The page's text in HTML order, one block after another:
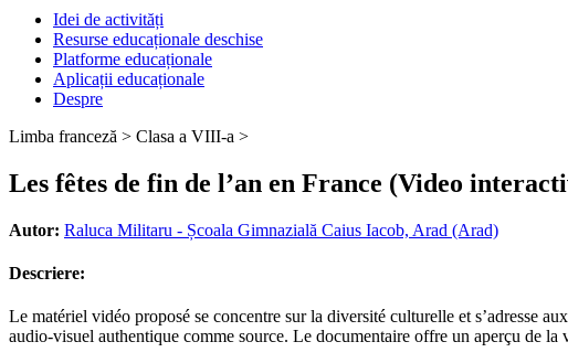
Idei de activități
Resurse educaționale deschise
Platforme educaționale
Aplicații educaționale
Despre
Limba franceză > Clasa a VIII-a >
Les fêtes de fin de l’an en France (Video
Autor: Raluca Militaru - Școala Gimnazială Caius Iacob, Arad (Arad)
Descriere:
Le matériel vidéo proposé se concentre sur la diversité culturelle et s’adresse
audio-visuel authentique comme source. Le documentaire offre un aperçu de